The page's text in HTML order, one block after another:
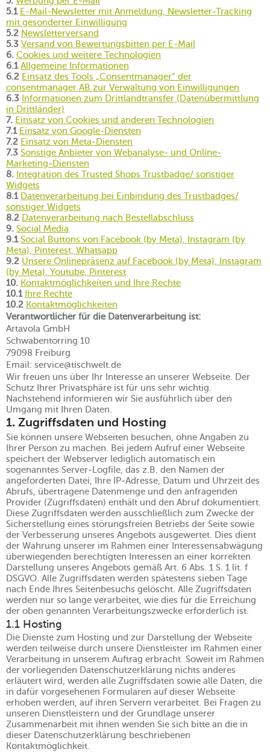
5.1 E-Mail-Newsletter mit Anmeldung, Newsletter-Tracking
mit gesonderter Einwilligung
5.2 Newsletterversand
5.3 Versand von Bewertungsbitten per E-Mail
6. Cookies und weitere Technologien
6.1Allgemeine Informationen
6.2 Einsatz des Tools „Consentmanager“ der
consentmanager AB zur Verwaltung von Einwilligungen
6.3 Informationen zum Drittlandtransfer (Datenübermittlung
in Drittländer)
7. Einsatz von Cookies und anderen Technologien
7.1 Einsatz von Google-Diensten
7.2 Einsatz von Meta-Diensten
7.3 Sonstige Anbieter von Webanalyse- und Online-
Marketing-Diensten
8. Integration des Trusted Shops Trustbadge/ sonstiger
Widgets
8.1 Datenverarbeitung bei Einbindung des Trustbadges/
sonstiger Widgets
8.2 Datenverarbeitung nach Bestellabschluss
9. Social Media
9.1Social Buttons von Facebook (by Meta), Instagram (by
Meta), Pinterest, Whatsapp
9.2 Unsere Onlinepräsenz auf Facebook (by Meta), Instagram
(by Meta), Youtube, Pinterest
10. Kontaktmöglichkeiten und Ihre Rechte
10.1 Ihre Rechte
10.2 Kontaktmöglichkeiten
Verantwortlicher für die Datenverarbeitung ist:
Artavola GmbH
Schwabentorring 10
79098 Freiburg
Email: service@tischwelt.de
Wir freuen uns über Ihr Interesse an unserer Webseite. Der
Schutz Ihrer Privatsphäre ist für uns sehr wichtig.
Nachstehend informieren wir Sie ausführlich über den
Umgang mit Ihren Daten.
1. Zugriffsdaten und Hosting
Sie können unsere Webseiten besuchen, ohne Angaben zu
Ihrer Person zu machen. Bei jedem Aufruf einer Webseite
speichert der Webserver lediglich automatisch ein
sogenanntes Server-Logfile, das z.B. den Namen der
angeforderten Datei, Ihre IP-Adresse, Datum und Uhrzeit des
Abrufs, übertragene Datenmenge und den anfragenden
Provider (Zugriffsdaten) enthält und den Abruf dokumentiert.
Diese Zugriffsdaten werden ausschließlich zum Zwecke der
Sicherstellung eines störungsfreien Betriebs der Seite sowie
der Verbesserung unseres Angebots ausgewertet. Dies dient
der Wahrung unserer im Rahmen einer Interessensabwägung
überwiegenden berechtigten Interessen an einer korrekten
Darstellung unseres Angebots gemäß Art. 6 Abs. 1 S. 1 lit. f
DSGVO. Alle Zugriffsdaten werden spätestens sieben Tage
nach Ende Ihres Seitenbesuchs gelöscht. Alle Zugriffsdaten
werden nur so lange verarbeitet, wie dies für die Erreichung
der oben genannten Verarbeitungszwecke erforderlich ist.
1.1 Hosting
Die Dienste zum Hosting und zur Darstellung der Webseite
werden teilweise durch unsere Dienstleister im Rahmen einer
Verarbeitung in unserem Auftrag erbracht. Soweit im Rahmen
der vorliegenden Datenschutzerklärung nichts anderes
erläutert wird, werden alle Zugriffsdaten sowie alle Daten, die
in dafür vorgesehenen Formularen auf dieser Webseite
erhoben werden, auf ihren Servern verarbeitet. Bei Fragen zu
unseren Dienstleistern und der Grundlage unserer
Zusammenarbeit mit ihnen wenden Sie sich bitte an die in
dieser Datenschutzerklärung beschriebenen
Kontaktmöglichkeit.